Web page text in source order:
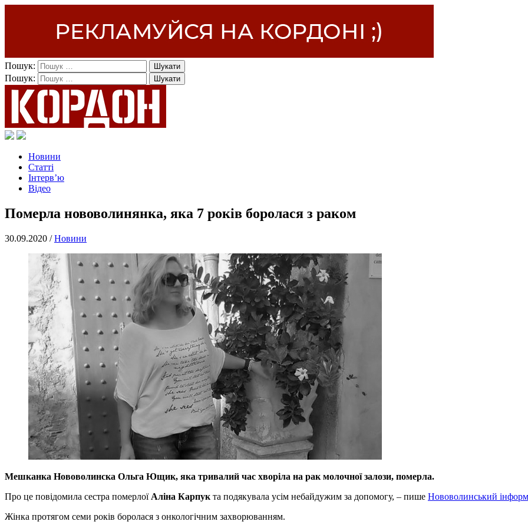
Пошук:
Пошук:
Новини
Статті
Інтерв’ю
Відео
Померла нововолинянка, яка 7 років боролася з раком
30.09.2020 /Новини
Мешканка Нововолинска Ольга Ющик, яка тривалий час хворіла на рак молочної залози, померла.
Про це повідомила сестра померлої Аліна Карпук та подякувала усім небайдужим за допомогу, – пише Нововолинський
Жінка протягом семи років боролася з онкологічним захворюванням.